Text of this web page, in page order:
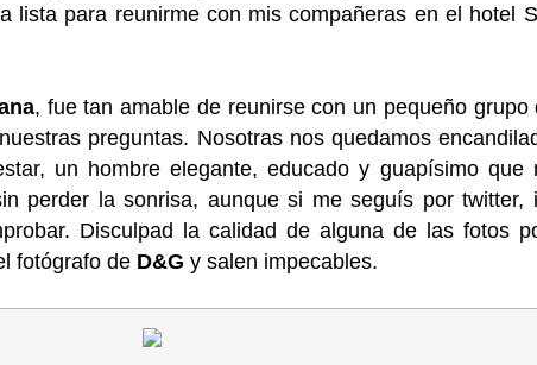
lista para reunirme con mis compañeras en el hotel
, fue tan amable de reunirse con un pequeño grupo
preguntas. Nosotras nos quedamos
un hombre elegante, educado y guapísimo que
perder la sonrisa, aunque si me seguís por twitter,
Disculpad la calidad de alguna de las fotos
fotógrafo de D&G y salen impecables.